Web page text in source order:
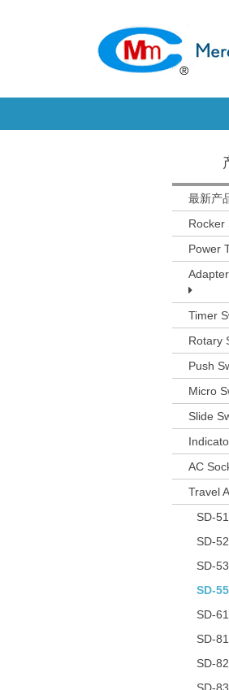
最新产
Rocker
Power
Timer
Rotary
Push
Micro
Slide
AC
Travel
SD-51
SD-52
SD-53
SD-55
SD-61
SD-81
SD-82